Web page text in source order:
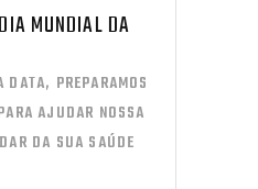
MUNDIAL DA
DATA, PREPARAMOS
AJUDAR NOSSA
DA SUA SAÚDE